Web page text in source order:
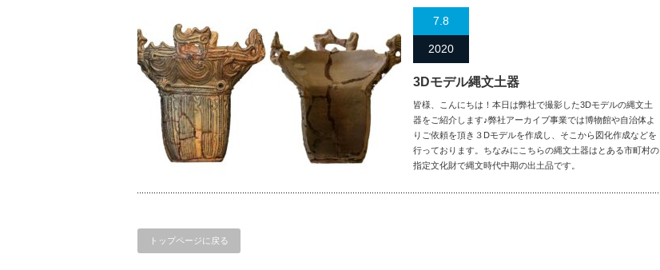
7.8
2020
3Dモデル縄文土器
皆様、こんにちは！本日は弊社で撮影した3Dモデルの縄文土
器をご紹介します♪弊社アーカイブ事業では博物館や自治体よ
りご依頼を頂き３Dモデルを作成し、そこから図化作成などを
行っております。ちなみにこちらの縄文土器はとある市町村の
指定文化財で縄文時代中期の出土品です。
トップページに戻る